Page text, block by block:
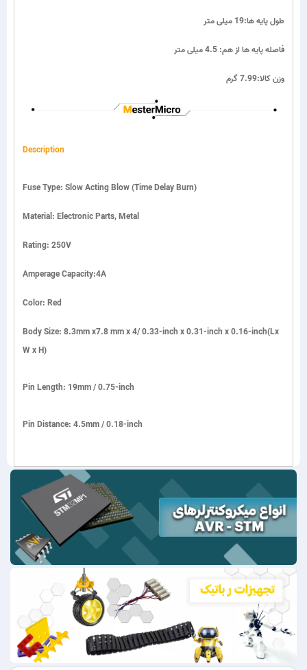
طول پایه ها:19 میلی متر
فاصله پایه ها از هم: 4.5 میلی متر
وزن کالا:7.99 گرم
Description
Fuse Type: Slow Acting Blow (Time Delay Burn)
Material: Electronic Parts, Metal
Rating: 250V
Amperage Capacity:4A
Color: Red
Body Size: 8.3mm x7.8 mm x 4/ 0.33-inch x 0.31-inch x 0.16-inch(Lx
W x H)
Pin Length: 19mm / 0.75-inch
Pin Distance: 4.5mm / 0.18-inch